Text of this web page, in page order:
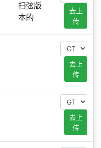
扫弦版
本的
去上
传
去上
传
去上
传